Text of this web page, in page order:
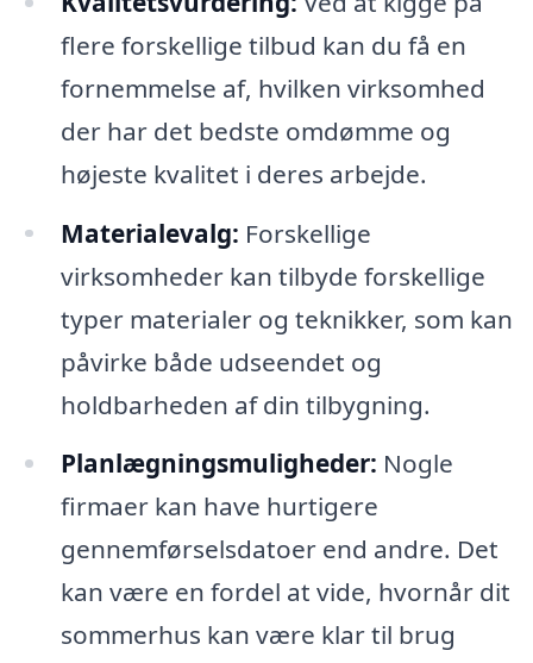
flere forskellige tilbud kan du få en
fornemmelse af, hvilken virksomhed
der har det bedste omdømme og
højeste kvalitet i deres arbejde.
Materialevalg: Forskellige
virksomheder kan tilbyde forskellige
typer materialer og teknikker, som kan
påvirke både udseendet og
holdbarheden af din tilbygning.
Planlægningsmuligheder: Nogle
firmaer kan have hurtigere
gennemførselsdatoer end andre. Det
kan være en fordel at vide, hvornår dit
sommerhus kan være klar til brug